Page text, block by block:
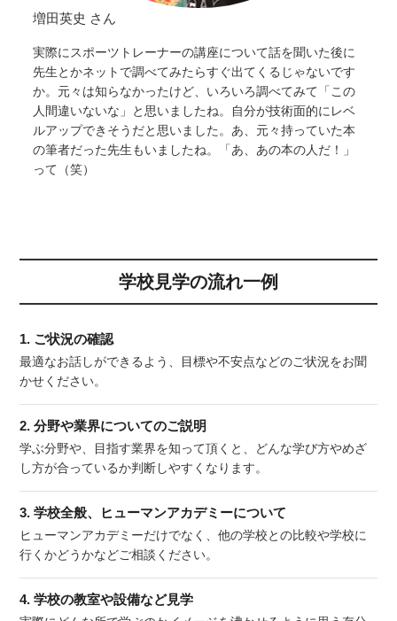
増田英史 さん
実際にスポーツトレーナーの講座について話を聞いた後に
先生とかネットで調べてみたらすぐ出てくるじゃないです
か。元々は知らなかったけど、いろいろ調べてみて「この
人間違いないな」と思いましたね。自分が技術面的にレベ
ルアップできそうだと思いました。あ、元々持っていた本
の筆者だった先生もいましたね。「あ、あの本の人だ！」
って（笑）
学校見学の流れ一例
1. ご状況の確認
最適なお話しができるよう、目標や不安点などのご状況をお聞
かせください。
2. 分野や業界についてのご説明
学ぶ分野や、目指す業界を知って頂くと、どんな学び方やめざ
し方が合っているか判断しやすくなります。
3. 学校全般、ヒューマンアカデミーについて
ヒューマンアカデミーだけでなく、他の学校との比較や学校に
行くかどうかなどご相談ください。
4. 学校の教室や設備など見学